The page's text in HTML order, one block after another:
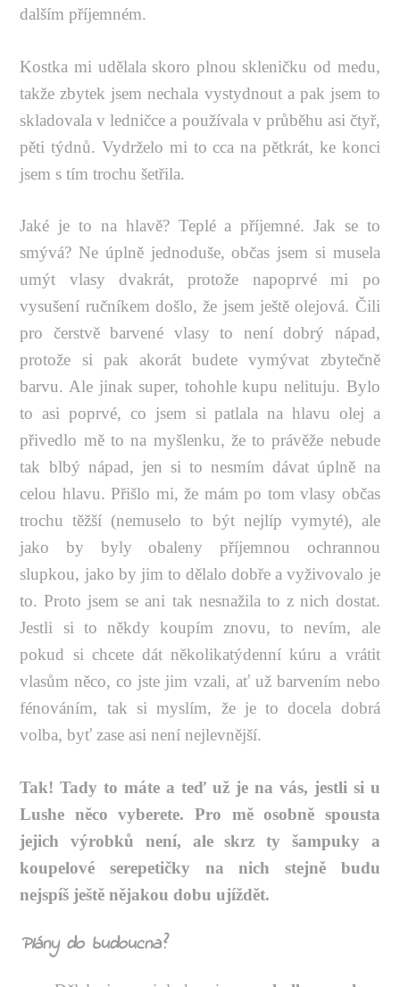
dalším příjemném.
Kostka mi udělala skoro plnou skleničku od medu,
takže zbytek jsem nechala vystydnout a pak jsem to
skladovala v ledničce a používala v průběhu asi čtyř,
pěti týdnů. Vydrželo mi to cca na pětkrát, ke konci
jsem s tím trochu šetřila.
Jaké je to na hlavě? Teplé a příjemné. Jak se to
smývá? Ne úplně jednoduše, občas jsem si musela
umýt vlasy dvakrát, protože napoprvé mi po
vysušení ručníkem došlo, že jsem ještě olejová. Čili
pro čerstvě barvené vlasy to není dobrý nápad,
protože si pak akorát budete vymývat zbytečně
barvu. Ale jinak super, tohohle kupu nelituju. Bylo
to asi poprvé, co jsem si patlala na hlavu olej a
přivedlo mě to na myšlenku, že to právěže nebude
tak blbý nápad, jen si to nesmím dávat úplně na
celou hlavu. Přišlo mi, že mám po tom vlasy občas
trochu těžší (nemuselo to být nejlíp vymyté), ale
jako by byly obaleny příjemnou ochrannou
slupkou, jako by jim to dělalo dobře a vyživovalo je
to. Proto jsem se ani tak nesnažila to z nich dostat.
Jestli si to někdy koupím znovu, to nevím, ale
pokud si chcete dát několikatýdenní kúru a vrátit
vlasům něco, co jste jim vzali, ať už barvením nebo
fénováním, tak si myslím, že je to docela dobrá
volba, byť zase asi není nejlevnější.
Tak! Tady to máte a teď už je na vás, jestli si u
Lushe něco vyberete. Pro mě osobně spousta
jejich výrobků není, ale skrz ty šampuky a
koupelové serepetičky na nich stejně budu
nejspíš ještě nějakou dobu ujíždět.
Plány do budoucna?